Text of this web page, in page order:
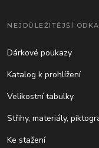
NEJDŮLEŽITĚJŠÍ
Dárkové poukazy
Katalog k prohlížení
Velikostní tabulky
Střihy, materiály,
Ke stažení